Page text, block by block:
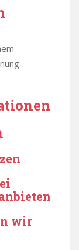
wir